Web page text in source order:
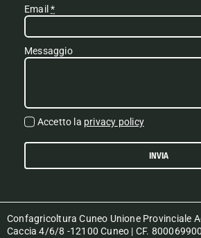
Email*
Messaggio
Accetto la privacy policy
INVIA
Confagricoltura Cuneo Unione Provinciale
Caccia 4/6/8 -12100 Cuneo | CF.